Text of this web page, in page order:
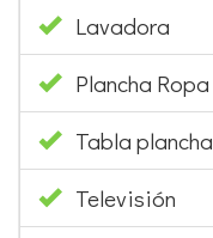
Lavadora
Plancha Ropa
Tabla plancha
Televisión